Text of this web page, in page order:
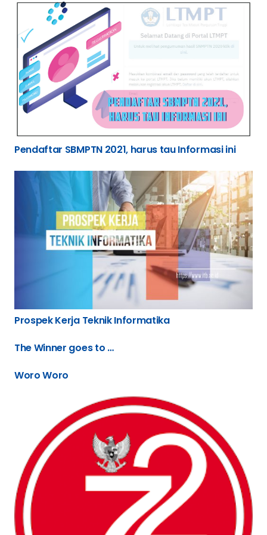
Pendaftar SBMPTN 2021, harus tau Informasi ini
Prospek Kerja Teknik Informatika
The Winner goes to …
Woro Woro